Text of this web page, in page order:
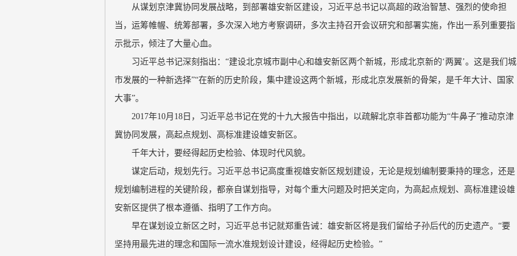
从谋划京津冀协同发展战略，到部署雄安新区建设，习近平总书记以高超的政治智慧、强烈的使命担
当，运筹帷幄、统筹部署，多次深入地方考察调研，多次主持召开会议研究和部署实施，作出一系列重要指
示批示，倾注了大量心血。
习近平总书记深刻指出：“建设北京城市副中心和雄安新区两个新城，形成北京新的‘两翼’。这是我们城
市发展的一种新选择”“在新的历史阶段，集中建设这两个新城，形成北京发展新的骨架，是千年大计、国家
大事”。
2017年10月18日，习近平总书记在党的十九大报告中指出，以疏解北京非首都功能为“牛鼻子”推动京津
冀协同发展，高起点规划、高标准建设雄安新区。
千年大计，要经得起历史检验、体现时代风貌。
谋定后动，规划先行。习近平总书记高度重视雄安新区规划建设，无论是规划编制要秉持的理念，还是
规划编制进程的关键阶段，都亲自谋划指导，对每个重大问题及时把关定向，为高起点规划、高标准建设雄
安新区提供了根本遵循、指明了工作方向。
早在谋划设立新区之时，习近平总书记就郑重告诫：雄安新区将是我们留给子孙后代的历史遗产。“要
坚持用最先进的理念和国际一流水准规划设计建设，经得起历史检验。”